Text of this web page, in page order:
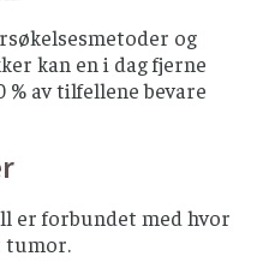
og
kan en i dag fjerne
av tilfellene bevare
er forbundet med hvor
tumor.